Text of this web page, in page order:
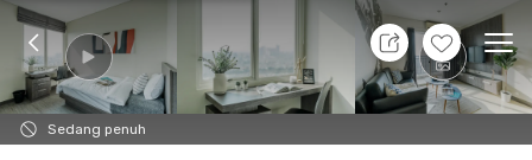
+18
Sedang penuh
8 Agt 26 - Belum tahu
Foto Fasilitas bersama Lokasi Aturan